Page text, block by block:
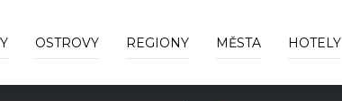
OSTROVY REGIONY MĚSTA HOTELY